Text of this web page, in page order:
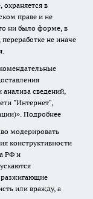
в
праве и не
ни было форме, в
не иначе
сведений,
"Интернет",
Подробнее
модерировать
конструктивности
РФ и
или вражду, а